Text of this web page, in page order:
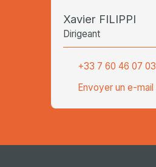
Xavier FILIPPI
Dirigeant
+33 7 60 46 07 03
Envoyer un e-mail